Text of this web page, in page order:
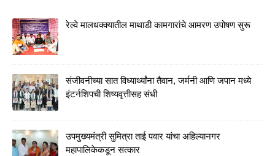
रेल्वे मालधक्क्यातील माथाडी कामगारांचे आमरण उपोषण सुरू
संजीवनीच्या सात विध्यार्थ्यांना तैवान, जर्मनी आणि जपान मध्ये
इंटर्नशिपची शिष्यवृत्तीसह संधी
उपमुख्यमंत्री सुमित्रा ताई पवार यांचा अहिल्यानगर
महापालिकेकडून सत्कार